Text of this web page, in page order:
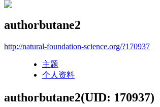
authorbutane2
http://natural-foundation-science.org/?170937
主题
个人资料
authorbutane2(UID: 170937)